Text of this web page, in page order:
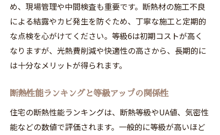
め、現場管理や中間検査も重要です。断熱材の施工不良
による結露やカビ発生を防ぐため、丁寧な施工と定期的
な点検を心がけてください。等級6は初期コストが高く
なりますが、光熱費削減や快適性の高さから、長期的に
は十分なメリットが得られます。
断熱性能ランキングと等級アップの関係性
住宅の断熱性能ランキングは、断熱等級やUA値、気密性
能などの数値で評価されます。一般的に等級が高いほど